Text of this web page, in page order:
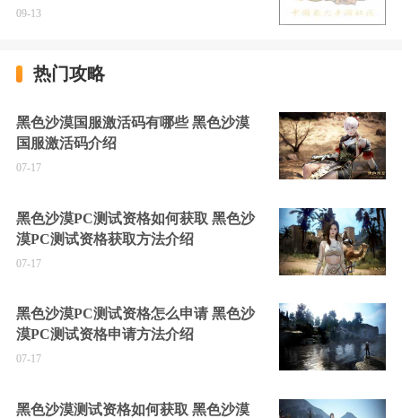
09-13
热门攻略
黑色沙漠国服激活码有哪些 黑色沙漠
国服激活码介绍
07-17
黑色沙漠PC测试资格如何获取 黑色沙
漠PC测试资格获取方法介绍
07-17
黑色沙漠PC测试资格怎么申请 黑色沙
漠PC测试资格申请方法介绍
07-17
黑色沙漠测试资格如何获取 黑色沙漠